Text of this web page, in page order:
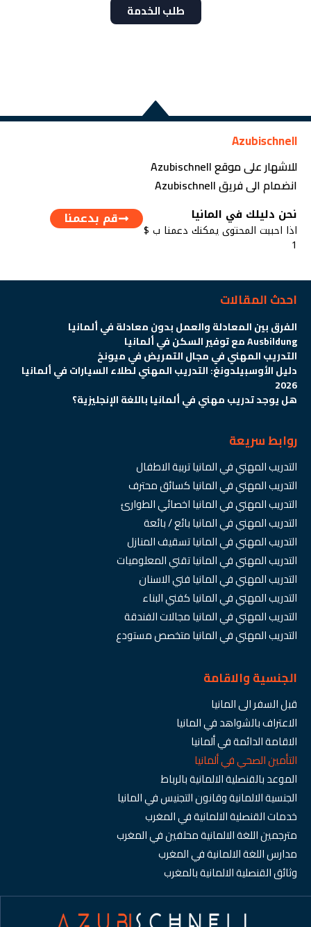
طلب الخدمة
Azubischnell
للاشهار على موقع Azubischnell
انضمام الى فريق Azubischnell
نحن دليلك في المانيا
اذا احببت المحتوى يمكنك دعمنا ب $
1
قم بدعمنا
احدث المقالات
الفرق بين المعادلة والعمل بدون معادلة في ألمانيا
Ausbildung مع توفير السكن في ألمانيا
التدريب المهني في مجال التمريض في ميونخ
دليل الأوسبيلدونغ: التدريب المهني لطلاء السيارات في ألمانيا
2026
هل يوجد تدريب مهني في ألمانيا باللغة الإنجليزية؟
روابط سريعة
التدريب المهني في المانيا تربية الاطفال
التدريب المهني في المانيا كسائق محترف
التدريب المهني في المانيا اخصائي الطوارئ
التدريب المهني في المانيا بائع / بائعة
التدريب المهني في المانيا تسقيف المنازل
التدريب المهني في المانيا تقني المعلوميات
التدريب المهني في المانيا فني الاسنان
التدريب المهني في المانيا كفني البناء
التدريب المهني في المانيا مجالات الفندقة
التدريب المهني في المانيا متخصص مستودع
الجنسية والاقامة
قبل السفر الى المانيا
الاعتراف بالشواهد في المانيا
الاقامة الدائمة في ألمانيا
التأمين الصحي في ألمانيا
الموعد بالقنصلية الالمانية بالرباط
الجنسية الالمانية وقانون التجنيس في المانيا
خدمات القنصلية الالمانية في المغرب
مترجمين اللغة الالمانية محلفين في المغرب
مدارس اللغة الالمانية في المغرب
وثائق القنصلية الالمانية بالمغرب